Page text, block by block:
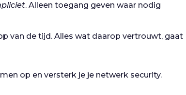
. Alleen toegang geven waar nodig
van de tijd. Alles wat daarop vertrouwt, gaat
op en versterk je je netwerk security.